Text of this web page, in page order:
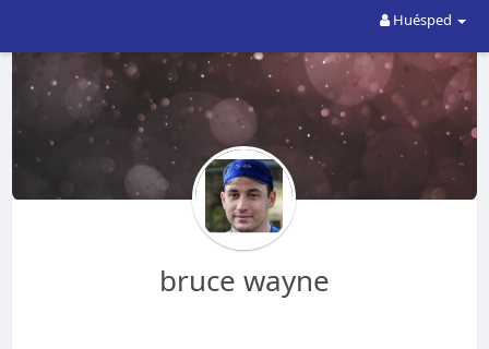
Huésped
bruce wayne